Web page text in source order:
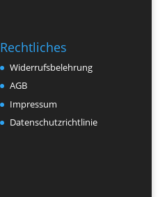
Rechtliches
Widerrufsbelehrung
AGB
Impressum
Datenschutzrichtlinie